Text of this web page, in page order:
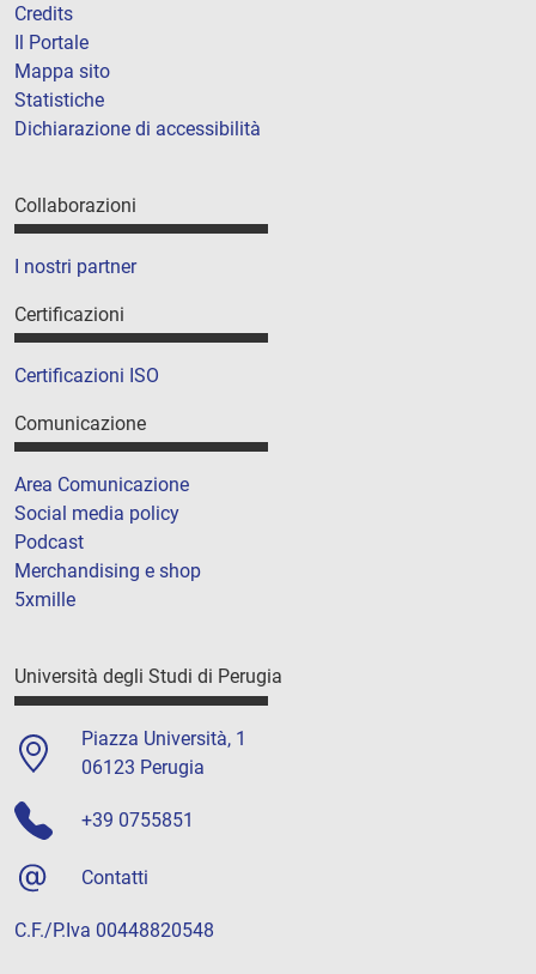
Credits
Il Portale
Mappa sito
Statistiche
Dichiarazione di accessibilità
Collaborazioni
I nostri partner
Certificazioni
Certificazioni ISO
Comunicazione
Area Comunicazione
Social media policy
Podcast
Merchandising e shop
5xmille
Università degli Studi di Perugia
Piazza Università, 1
06123 Perugia
+39 0755851
Contatti
C.F./P.Iva 00448820548